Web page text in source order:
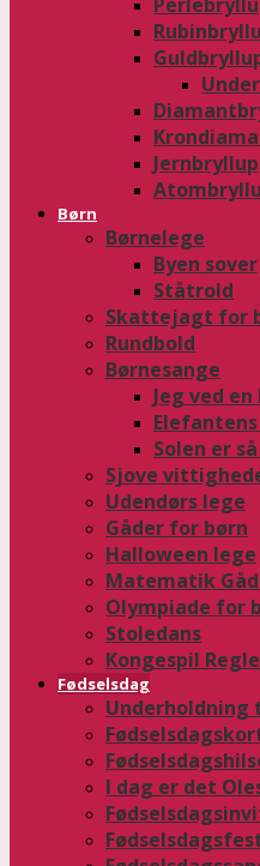
Jernbryllup
Børn
Børnelege
Byen sover
Ståtrold
Skattejagt for
Rundbold
Børnesange
Jeg ved
Solen er
Sjove
Udendørs lege
Gåder for børn
Halloween lege
Matematik
Olympiade for
Stoledans
Kongespil
Fødselsdag
Underholdning
I dag er det